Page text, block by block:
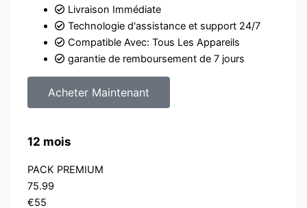
Livraison Immédiate
Technologie d'assistance et support 24/7
Compatible Avec: Tous Les Appareils
garantie de remboursement de 7 jours
Acheter Maintenant
12 mois
PACK PREMIUM
75.99
€55